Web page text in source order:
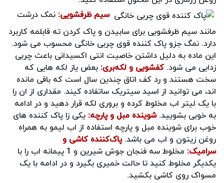
سیم ظرفشویی: نمک درشت
مانند سیم ظرفشویی برای سابیدن و پاک کردن ته قابلمه کاربرد
دارد‎. نمگ جزو پاک کننده قوی چربی خانگی محسوب می شود.
این ماده به دلیل داشتن خاصیت انتی اکسیدانی باعث چربی
زدایی می شود.کفشویی و لکه‌بری: بعض یاز لکه هایی که
سخت هستند و رد کف اتاق چندین سال است که باقی مانده
اند، می توانید از اسید سیتریک ساتفاده کیند. مقداری از ان را
با یک لیتر اب مخلوط کرده و بروری لکه قرار دهید و در ادامه
به خوبی بشویید.شوینده مبل و پارچه: یکی زا پاک کننده های
خوب برای شوینده مبل و پارچه استفاده از اب لیمو به همراه
روغن زیتون و اب می باشد.پاک‌کننده کاشی و
سرامیک:
مخلوط سه فنجان جوش شیرین و 1 پیمانه اب را با
یکدیگر مخلوط کنید تا حالت خمیری بگیرد و در ادامه با یک
مسواک روی کاشی بکشید.